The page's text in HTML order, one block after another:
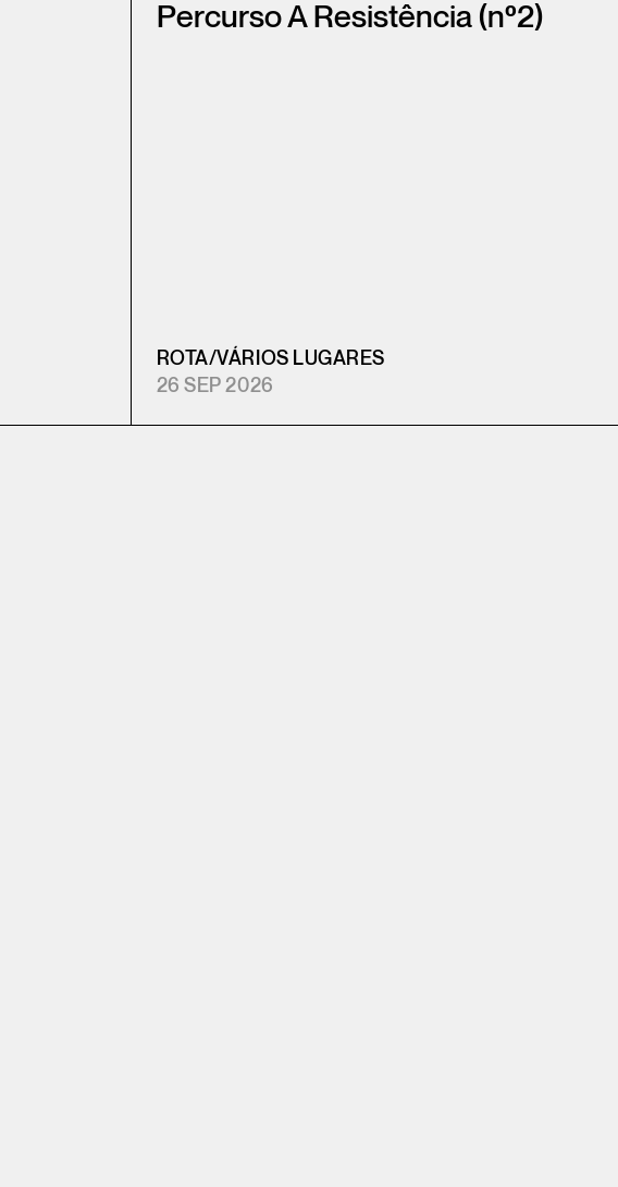
Percurso A Resistência (nº2)
ROTA/VÁRIOS LUGARES
26 SEP 2026